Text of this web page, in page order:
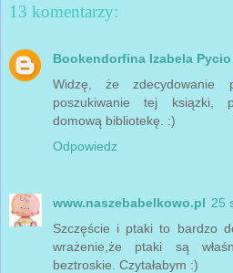
13 komentarzy:
Bookendorfina Izabela Pycio
Widzę, że zdecydowanie
poszukiwanie tej ksiązki,
domową bibliotekę. :)
Odpowiedz
www.naszebabelkowo.pl 25
Szczęście i ptaki to bardzo
wrażenie,że ptaki są
beztroskie. Czytałabym :)